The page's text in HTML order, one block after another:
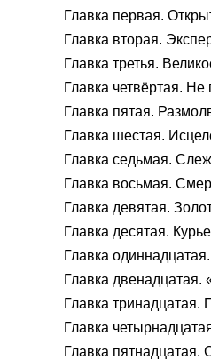
Главка первая.
Главка вторая.
Главка третья.
Главка четвёртая.
Главка пятая.
Главка шестая.
Главка седьмая.
Главка восьмая.
Главка девятая.
Главка десятая.
Главка
Главка
Главка тринадцатая.
Главка
Главка пятнадцатая.